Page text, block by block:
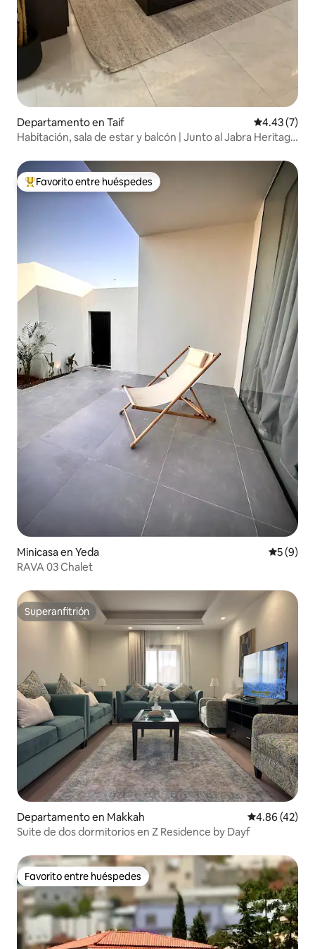
Departamento en Taif Calificación
4.43 (7)
Habitación, sala de estar y balcón | Junto al Jabra Heritage
De los mejores en Favorito entre huéspedes
Favorito entre huéspedes
Minicasa en Yeda
5 (9)
RAVA 03 Chalet
Superanfitrión
Superanfitrión
Departamento en Makkah Calificación
4.86 (42)
Suite de dos dormitorios en Z Residence by Dayf
Favorito entre huéspedes
Favorito entre huéspedes